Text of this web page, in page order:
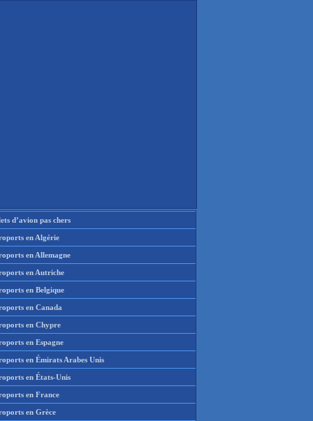
d’avion pas chers
en Algérie
en Allemagne
en Autriche
en Belgique
en Canada
en Chypre
en Espagne
en Émirats Arabes Unis
en États-Unis
en France
en Grèce